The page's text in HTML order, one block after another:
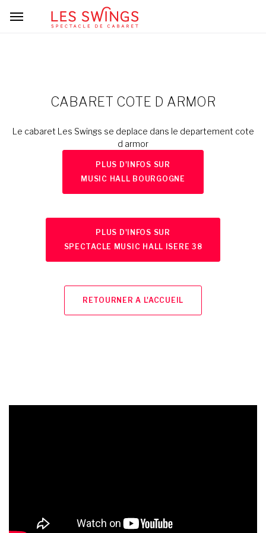
CABARET COTE D ARMOR
Le cabaret Les Swings se deplace dans le departement cote
d armor
PLUS D'INFOS SUR
MUSIC HALL BOURGOGNE
PLUS D'INFOS SUR
SPECTACLE MUSIC HALL ISERE 38
RETOURNER A L'ACCUEIL